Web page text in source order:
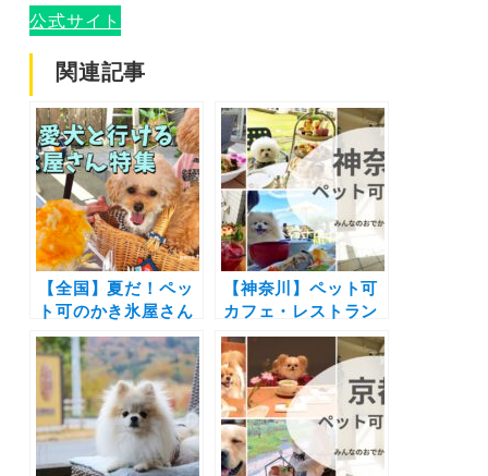
公式サイト
関連記事
【全国】夏だ！ペッ
ト可のかき氷屋さん
特集！新規オープン
から超人気カフェま
で | 愛犬と夏を感じ
よう！
【神奈川】ペット可
カフェ・レストラン
30選 | 愛犬と一緒に
中華街の食べ放題や
アフタヌーンティー
を楽しもう♪